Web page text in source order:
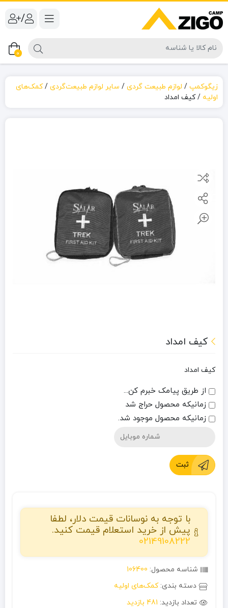
/
0
زیگوکمپ / لوازم طبیعت گردی / سایر لوازم طبیعت‌گردی /کمک‌های
اولیه /کیف امداد
کیف امداد
کیف امداد
از طریق پیامک خبرم کن...
زمانیکه محصول حراج شد
زمانیکه محصول موجود شد.
ثبت
با توجه به نوسانات قیمت دلار، لطفا
پیش از خرید استعلام قیمت کنید.
02149108222
شناسه محصول: 106400
دسته بندی:کمک‌های اولیه
تعداد بازدید: 481 بازدید